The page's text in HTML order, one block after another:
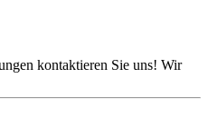
kontaktieren Sie uns! Wir